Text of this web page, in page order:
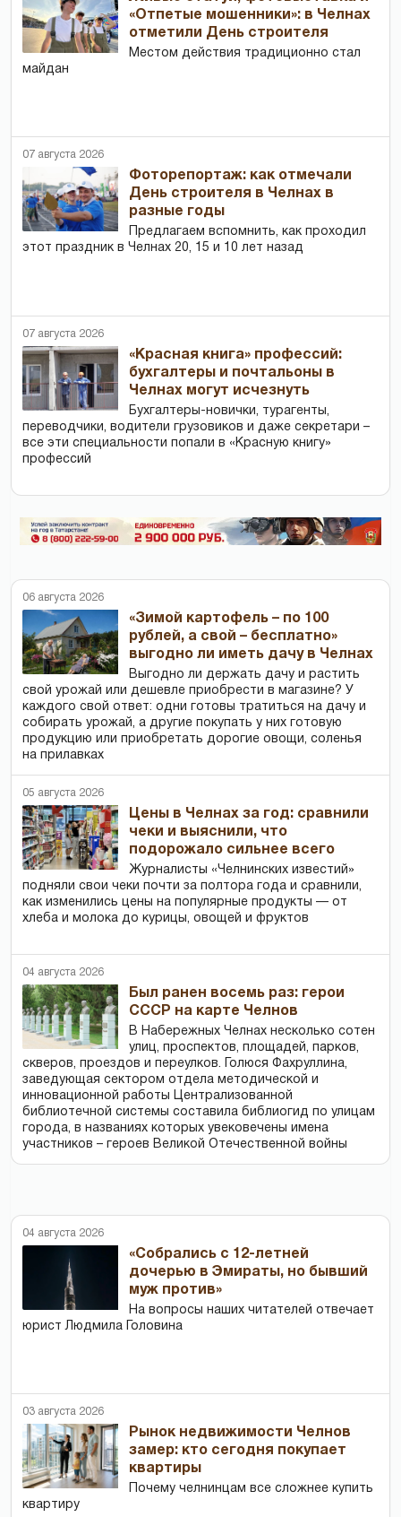
«Отпетые мошенники»: в Челнах
отметили День строителя
Местом действия традиционно стал
майдан
07 августа 2026
Фоторепортаж: как отмечали
День строителя в Челнах в
разные годы
Предлагаем вспомнить, как проходил
этот праздник в Челнах 20, 15 и 10 лет назад
07 августа 2026
«Красная книга» профессий:
бухгалтеры и почтальоны в
Челнах могут исчезнуть
Бухгалтеры-новички, тур­агенты,
переводчики, водители грузовиков и даже секретари –
все эти специальности попали в «Красную книгу»
профессий
06 августа 2026
«Зимой картофель – по 100
рублей, а свой – бесплатно»
выгодно ли иметь дачу в Челнах
Выгодно ли держать дачу и растить
свой урожай или дешевле приобрести в магазине? У
каждого свой ответ: одни готовы тратиться на дачу и
собирать урожай, а другие покупать у них готовую
продукцию или приобретать дорогие овощи, соленья
на прилавках
05 августа 2026
Цены в Челнах за год: сравнили
чеки и выяснили, что
подорожало сильнее всего
Журналисты «Челнинских известий»
подняли свои чеки почти за полтора года и сравнили,
как изменились цены на популярные продукты — от
хлеба и молока до курицы, овощей и фруктов
04 августа 2026
Был ранен восемь раз: герои
СССР на карте Челнов
В Набережных Челнах несколько сотен
улиц, проспектов, площадей, парков,
скверов, проездов и переулков. Голюся Фахруллина,
заведующая сектором отдела методической и
инновационной работы Централизованной
библиотечной системы составила библиогид по улицам
города, в названиях которых увековечены имена
участников – героев Великой Отечественной войны
04 августа 2026
«Собрались с 12-летней
дочерью в Эмираты, но бывший
муж против»
На вопросы наших читателей отвечает
юрист Людмила Головина
03 августа 2026
Рынок недвижимости Челнов
замер: кто сегодня покупает
квартиры
Почему челнинцам все сложнее купить
квартиру